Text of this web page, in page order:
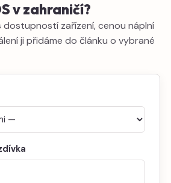
v zahraničí?
zařízení, cenou náplní
ji přidáme do článku o vybrané